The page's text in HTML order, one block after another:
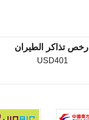
أرخص تذاكر الطيران
USD401